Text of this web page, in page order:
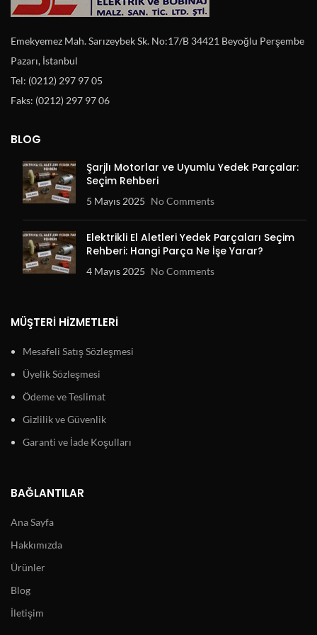
Emekyemez Mah. Sarızeybek Sk. No:17/B 34421 Beyoğlu Perşembe
Pazarı, İstanbul
Tel: (0212) 297 97 05
Faks: (0212) 297 97 06
BLOG
Şarjlı Motorlar ve Uyumlu Yedek Parçalar:
Seçim Rehberi
5 Mayıs 2025 No Comments
Elektrikli El Aletleri Yedek Parçaları Seçim
Rehberi: Hangi Parça Ne İşe Yarar?
4 Mayıs 2025 No Comments
MÜŞTERI HIZMETLERI
Mesafeli Satış Sözleşmesi
Üyelik Sözleşmesi
Ödeme ve Teslimat
Gizlilik ve Güvenlik
Garanti ve İade Koşulları
BAĞLANTILAR
Ana Sayfa
Hakkımızda
Ürünler
Blog
İletişim